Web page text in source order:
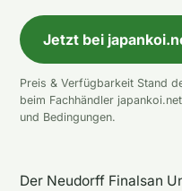
Jetzt bei
Preis & Verfügbarkeit Stand
beim Fachhändler
und Bedingungen.
Der Neudorff Finalsan